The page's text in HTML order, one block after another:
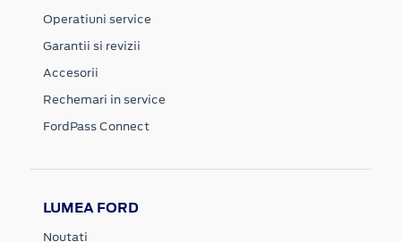
Operatiuni service
Garantii si revizii
Accesorii
Rechemari in service
FordPass Connect
LUMEA FORD
Noutati